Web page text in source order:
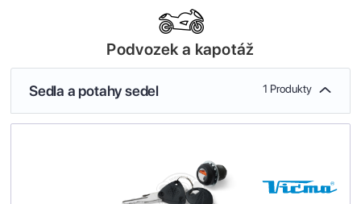
Podvozek a kapotáž
Sedla a potahy sedel 1 Produkty